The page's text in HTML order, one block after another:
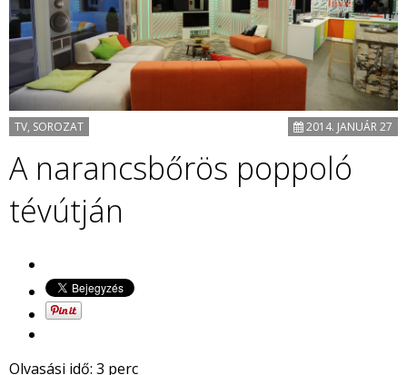
TV, SOROZAT 2014. JANUÁR 27
A narancsbőrös poppoló
tévútján
Olvasási idő: 3 perc